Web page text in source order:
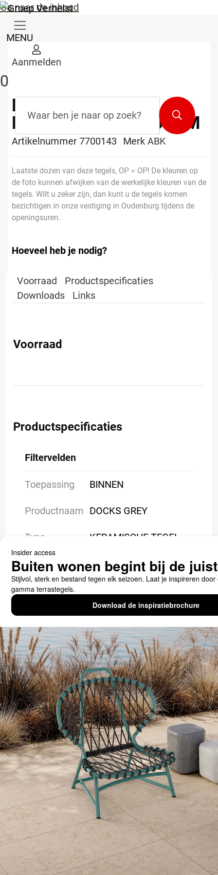
Ga naar de inhoud
MENU
Aanmelden
0
Zoeken
LOT TEGELS ABK
DOCKS GREY 60X60CM
Artikelnummer 7700143 Merk ABK
Laatste dozen van deze tegels, OP = OP! De kleuren op
de foto kunnen afwijken van de werkelijke kleuren van de
tegels. Wilt u zeker zijn, dan kunt u de tegels komen
bezichtigen in onze vestiging in Oudenburg tijdens de
openingsuren.
Hoeveel heb je nodig?
Voorraad
Productspecificaties
Downloads
Links
Voorraad
Productspecificaties
Filtervelden
Toepassing BINNEN
Productnaam DOCKS GREY
Type KERAMISCHE TEGEL
Links
Hulp nodig bij je aankoop?